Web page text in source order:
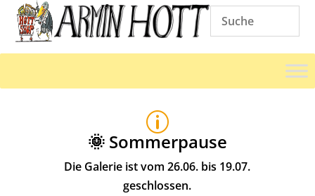
p
🌞 Sommerpause
Die Galerie ist vom 26.06. bis 19.07.
geschlossen.